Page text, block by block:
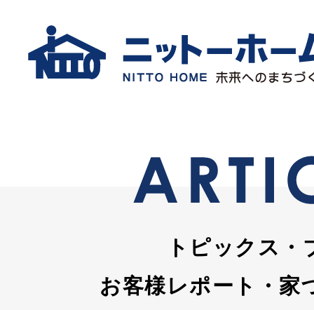
トピックス・
お客様レポート・家